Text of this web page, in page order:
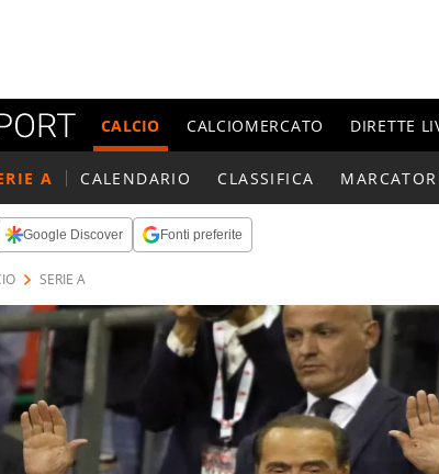
CALCIO CALCIOMERCATO DIRETTE
A CALENDARIO CLASSIFICA
Google Discover Fonti preferite
SERIE A